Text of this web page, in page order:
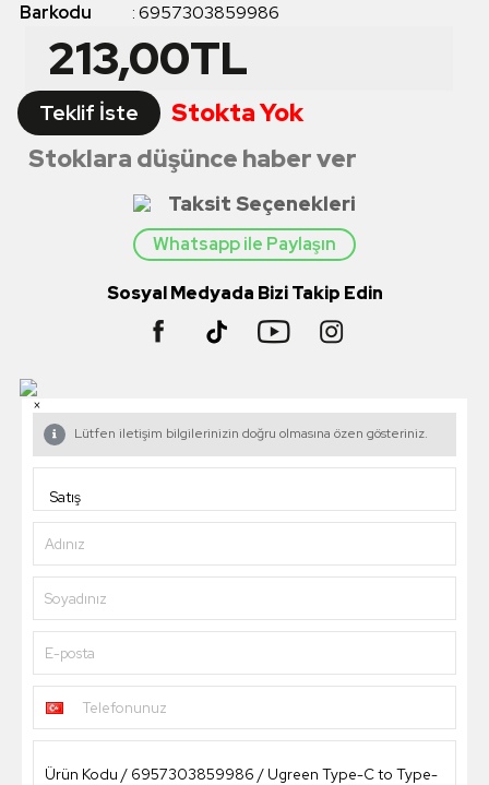
Barkodu
:6957303859986
213,00TL
Teklif İste
Stokta Yok
Stoklara düşünce haber ver
Taksit Seçenekleri
Whatsapp ile Paylaşın
Sosyal Medyada Bizi Takip Edin
×
Lütfen iletişim bilgilerinizin doğru olmasına özen gösteriniz.
Adınız
Soyadınız
E-posta
Telefonunuz